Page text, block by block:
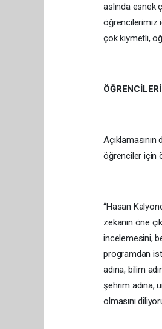
aslında esnek
öğrencilerimiz
çok kıymetli,
öğrenciler için
“Hasan
zekanın öne
incelemesini,
programdan
adına, bilim
şehrim adına,
olmasını